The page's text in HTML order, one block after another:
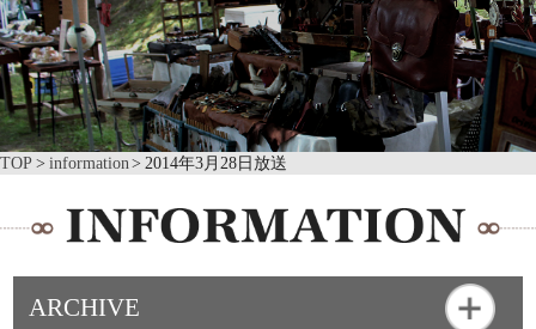
TOP information 2014年3月28日放送
ARCHIVE